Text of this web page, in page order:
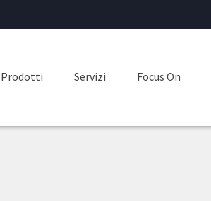
Prodotti Servizi Focus On